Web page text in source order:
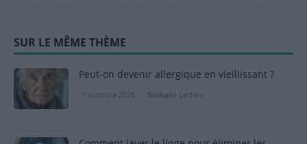
SUR LE MÊME THÈME
Peut-on devenir allergique en vieillissant ?
1 octobre 2025 Nathalie Leclerc